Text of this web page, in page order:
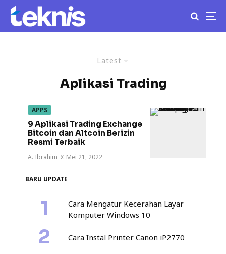
Latest
Aplikasi Trading
APPS
9 Aplikasi Trading Exchange
Bitcoin dan Altcoin Berizin
Resmi Terbaik
A. Ibrahim · Mei 21, 2022
BARU UPDATE
Cara Mengatur Kecerahan Layar
Komputer Windows 10
Cara Instal Printer Canon iP2770